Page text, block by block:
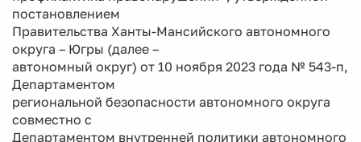
постановлением
Правительства Ханты-Мансийского автономного
округа – Югры (далее –
автономный округ) от 10 ноября 2023 года № 543-п,
Департаментом
региональной безопасности автономного округа
совместно с
Департаментом внутренней политики автономного